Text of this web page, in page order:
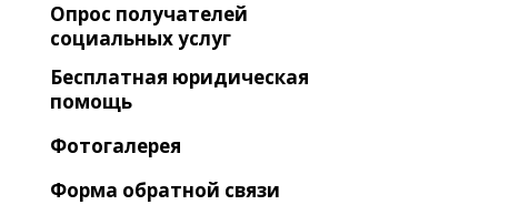
Опрос получателей
социальных услуг
Бесплатная юридическая
помощь
Фотогалерея
Форма обратной связи